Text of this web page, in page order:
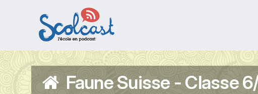
Aller au contenu principal
Faune Suisse - Classe